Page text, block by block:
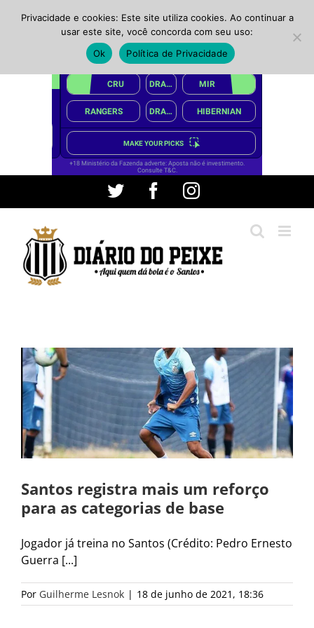
conteúdo
Twitter FacebookInstagram
Santos registra mais um reforço
para as categorias de base
Jogador já treina no Santos (Crédito: Pedro Ernesto
Guerra [...]
Por Guilherme Lesnok | 18 de junho de 2021, 18:36
Privacidade e cookies: Este site utiliza cookies. Ao continuar a
usar este site, você concorda com seu uso:
Ok
Política de Privacidade